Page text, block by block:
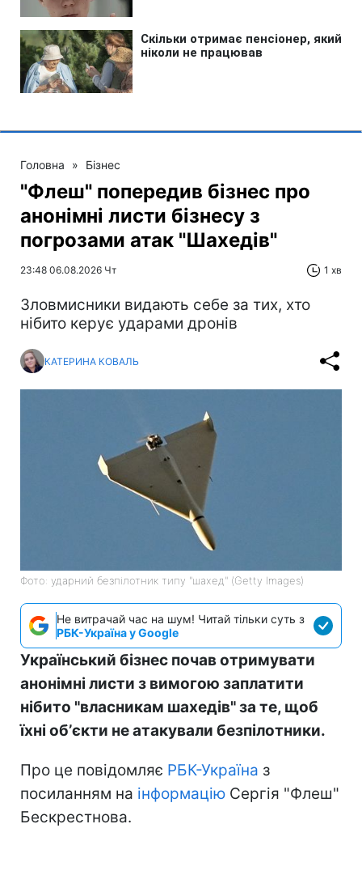
Головна » Бізнес
"Флеш" попередив бізнес про
анонімні листи бізнесу з
погрозами атак "Шахедів"
23:48 06.08.2026 Чт 1 хв
Зловмисники видають себе за тих, хто
нібито керує ударами дронів
КАТЕРИНА КОВАЛЬ
Фото: ударний безпілотник типу "шахед" (Getty Images)
Не витрачай час на шум! Читай тільки суть з
РБК-Україна у Google
Український бізнес почав отримувати
анонімні листи з вимогою заплатити
нібито "власникам шахедів" за те, щоб
їхні обʼєкти не атакували безпілотники.
Про це повідомляє РБК-Україна з
посиланням на інформацію Сергія "Флеш"
Бескрестнова.